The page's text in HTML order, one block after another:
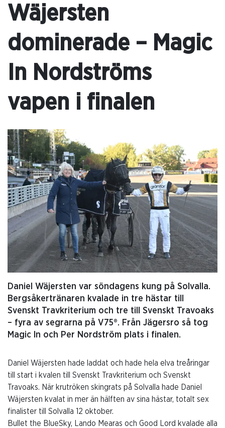
Wäjersten
dominerade – Magic
In Nordströms
vapen i finalen
Daniel Wäjersten var söndagens kung på Solvalla.
Bergsåkertränaren kvalade in tre hästar till
Svenskt Travkriterium och tre till Svenskt Travoaks
– fyra av segrarna på V75®. Från Jägersro så tog
Magic In och Per Nordström plats i finalen.
Daniel Wäjersten hade laddat och hade hela elva treåringar
till start i kvalen till Svenskt Travkriterium och Svenskt
Travoaks. När krutröken skingrats på Solvalla hade Daniel
Wäjersten kvalat in mer än hälften av sina hästar, totalt sex
finalister till Solvalla 12 oktober.
Bullet the BlueSky, Lando Mearas och Good Lord kvalade alla